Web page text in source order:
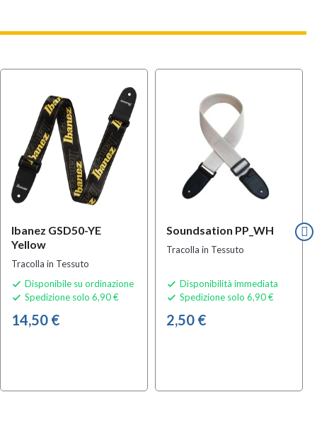
Ibanez GSD50-YE
Yellow
Tracolla in Tessuto
 Disponibile su ordinazione
 Spedizione solo 6,90 €
14,50 €
Soundsation PP_WH
Tracolla in Tessuto
 Disponibilità immediata
 Spedizione solo 6,90 €
2,50 €